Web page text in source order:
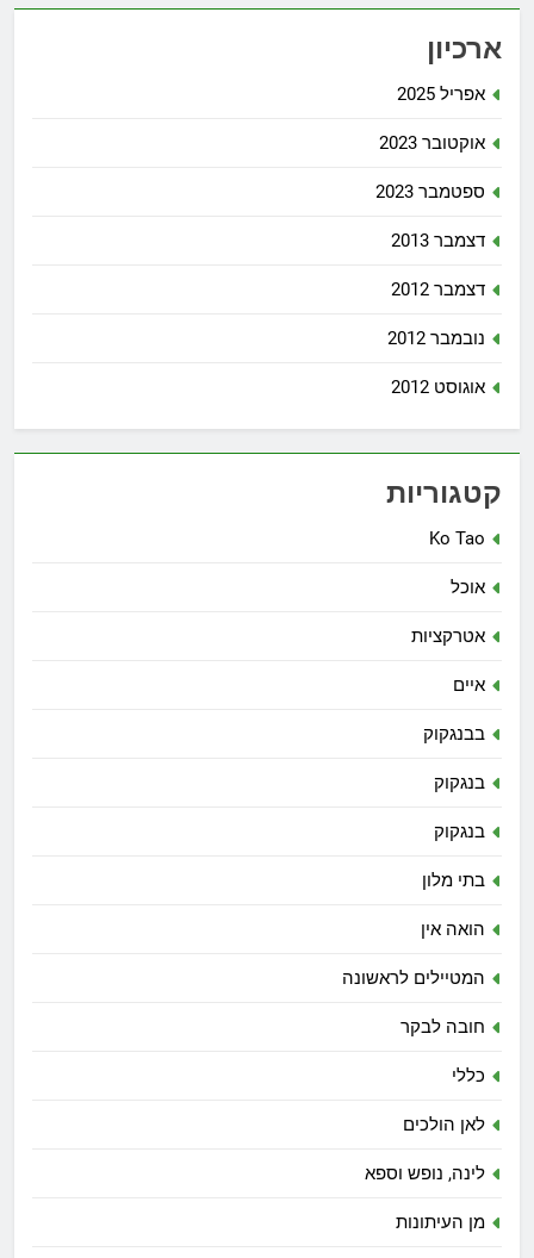
ארכיון
אפריל 2025
אוקטובר 2023
ספטמבר 2023
דצמבר 2013
דצמבר 2012
נובמבר 2012
אוגוסט 2012
קטגוריות
Ko Tao
אוכל
אטרקציות
איים
בבנגקוק
בנגקוק
בנגקוק
בתי מלון
הואה אין
המטיילים לראשונה
חובה לבקר
כללי
לאן הולכים
לינה, נופש וספא
מן העיתונות